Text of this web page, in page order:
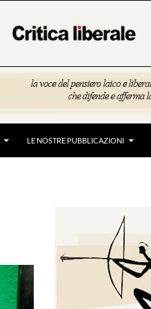
LE NOSTRE PUBBLICAZIONI